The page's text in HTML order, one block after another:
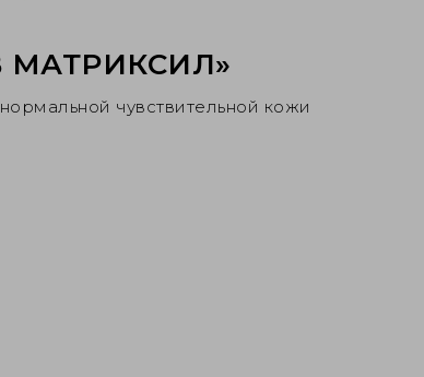
МАТРИКСИЛ»
чувствительной кожи